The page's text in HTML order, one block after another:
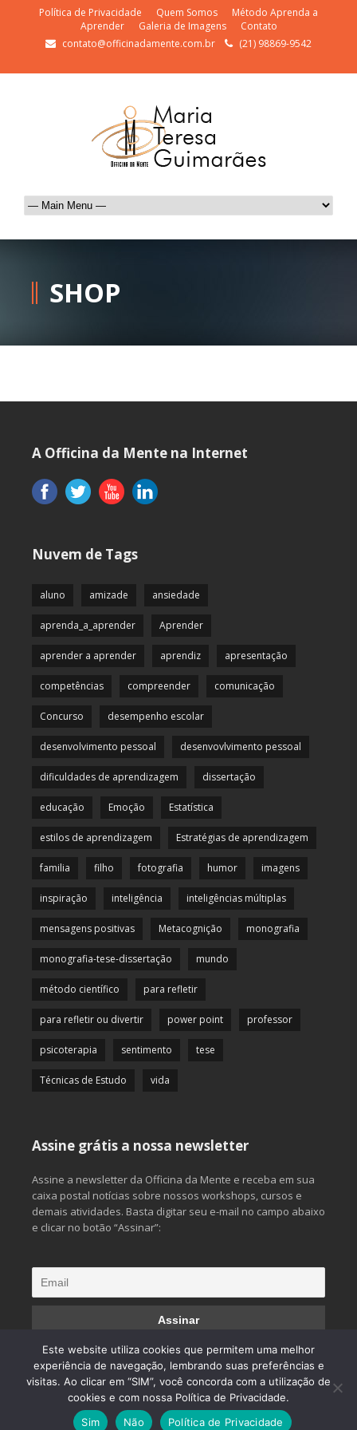
Política de Privacidade Quem Somos
Método Aprenda a
Aprender
Galeria de Imagens
Contato
contato@officinadamente.com.br
(21) 98869-9542
SHOP
A Officina da Mente na Internet
Nuvem de Tags
aluno amizade ansiedade
aprenda_a_aprender Aprender
aprender a aprender aprendiz apresentação
competências compreender comunicação
Concurso desempenho escolar
desenvolvimento pessoal desenvovlvimento pessoal
dificuldades de aprendizagem dissertação
educação Emoção Estatística
estilos de aprendizagem Estratégias de aprendizagem
familia filho fotografia humor imagens
inspiração inteligência inteligências múltiplas
mensagens positivas Metacognição monografia
monografia-tese-dissertação mundo
método científico para refletir
para refletir ou divertir power point professor
psicoterapia sentimento tese
Técnicas de Estudo vida
Assine grátis a nossa newsletter
Assine a newsletter da Officina da Mente e receba em sua
caixa postal notícias sobre nossos workshops, cursos e
demais atividades. Basta digitar seu e-mail no campo abaixo
e clicar no botão “Assinar”:
© 2013 Officina da Mente. Todos os direitos reservados.
Desenvolvido porCliqueAqui Comunicação Interativa
Este website utiliza cookies que permitem uma melhor
experiência de navegação, lembrando suas preferências e
visitas. Ao clicar em “SIM”, você concorda com a utilização de
cookies e com nossa Política de Privacidade.
Sim
Não Política de Privacidade